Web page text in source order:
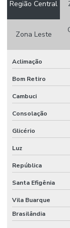
Micro fresagem
Nota de serviço de
Nota de serviço
Obra de
Obras de
Orçamento de
Pavimentação de
Pavimentação de
Projeto de
Região Central
Zona Leste
Aclimação
Bom Retiro
Cambuci
Consolação
Glicério
Luz
República
Santa Efigênia
Vila Buarque
Brasilândia